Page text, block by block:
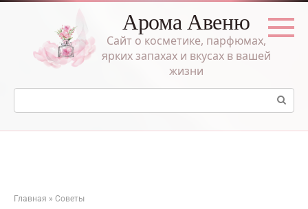
Перейти
Арома Авеню
Сайт о косметике, парфюмах,
ярких запахах и вкусах в вашей
жизни
Поиск:
Главная » Советы